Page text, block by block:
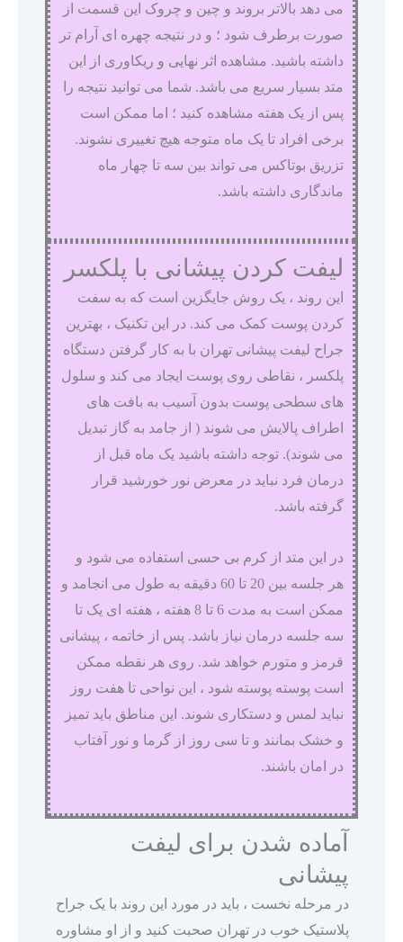
می دهد بالاتر بروند و چین و چروک این قسمت از
صورت برطرف شود ؛ و در نتیجه چهره ای آرام تر
داشته باشید. مشاهده اثر نهایی و ریکاوری از این
متد بسیار سریع می باشد. شما می توانید نتیجه را
پس از یک هفته مشاهده کنید ؛ اما ممکن است
برخی افراد تا یک ماه متوجه هیچ تغییری نشوند.
تزریق بوتاکس می تواند بین سه تا چهار ماه
ماندگاری داشته باشد.
لیفت کردن پیشانی با پلکسر
این روند ، یک روش جایگزین است که به سفت
کردن پوست کمک می کند. در این تکنیک ، بهترین
جراح لیفت پیشانی تهران با به کار گرفتن دستگاه
پلکسر ، نقاطی روی پوست ایجاد می کند و سلول
های سطحی پوست بدون آسیب به بافت های
اطراف پالایش می شوند ( از جامد به گاز تبدیل
می شوند). توجه داشته باشید یک ماه قبل از
درمان فرد نباید در معرض نور خورشید قرار
گرفته باشد.
در این متد از کرم بی حسی استفاده می شود و
هر جلسه بین 20 تا 60 دقیقه به طول می انجامد و
ممکن است به مدت 6 تا 8 هفته ، هفته ای یک تا
سه جلسه درمان نیاز باشد. پس از خاتمه ، پیشانی
قرمز و متورم خواهد شد. روی هر نقطه ممکن
است پوسته پوسته شود ، این نواحی تا هفت روز
نباید لمس و دستکاری شوند. این مناطق باید تمیز
و خشک بمانند و تا سی روز از گرما و نور آفتاب
در امان باشند.
آماده شدن برای لیفت
پیشانی
در مرحله نخست ، باید در مورد این روند با یک جراح
پلاستیک خوب در تهران صحبت کنید و از او مشاوره